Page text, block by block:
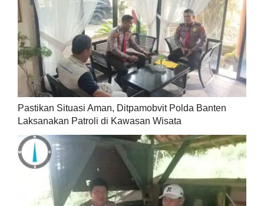
Pastikan Situasi Aman, Ditpamobvit Polda Banten
Laksanakan Patroli di Kawasan Wisata